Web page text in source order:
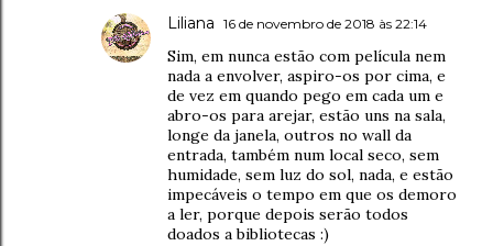
Liliana 16 de novembro de 2018 às 22:14
Sim, em nunca estão com película nem
nada a envolver, aspiro-os por cima, e
de vez em quando pego em cada um e
abro-os para arejar, estão uns na sala,
longe da janela, outros no wall da
entrada, também num local seco, sem
humidade, sem luz do sol, nada, e estão
impecáveis o tempo em que os demoro
a ler, porque depois serão todos
doados a bibliotecas :)